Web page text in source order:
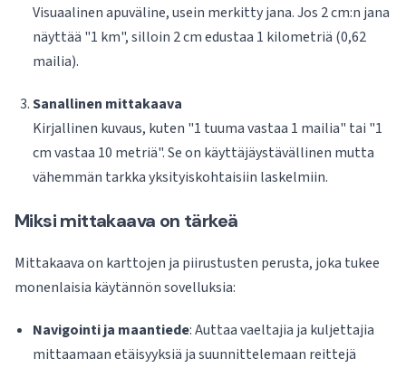
Visuaalinen apuväline, usein merkitty jana. Jos 2 cm:n jana
näyttää "1 km", silloin 2 cm edustaa 1 kilometriä (0,62
mailia).
Sanallinen mittakaava
Kirjallinen kuvaus, kuten "1 tuuma vastaa 1 mailia" tai "1
cm vastaa 10 metriä". Se on käyttäjäystävällinen mutta
vähemmän tarkka yksityiskohtaisiin laskelmiin.
Miksi mittakaava on tärkeä
Mittakaava on karttojen ja piirustusten perusta, joka tukee
monenlaisia käytännön sovelluksia:
Navigointi ja maantiede: Auttaa vaeltajia ja kuljettajia
mittaamaan etäisyyksiä ja suunnittelemaan reittejä